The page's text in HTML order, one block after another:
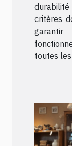
critères
toutes